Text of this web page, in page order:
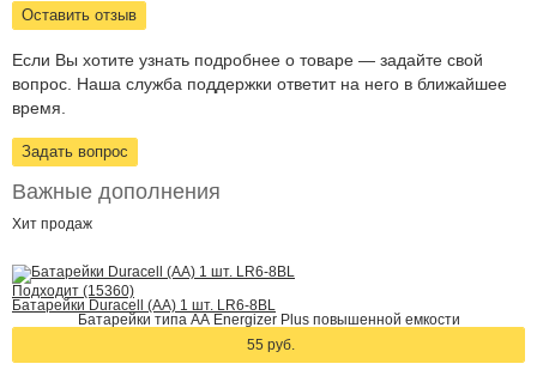
Оставить отзыв
Если Вы хотите узнать подробнее о товаре — задайте свой
вопрос. Наша служба поддержки ответит на него в ближайшее
время.
Задать вопрос
Важные дополнения
Хит продаж
Подходит (15360)
Батарейки Duracell (АА) 1 шт. LR6-8BL
Батарейки типа АА Energizer Plus повышенной емкости
55 руб.